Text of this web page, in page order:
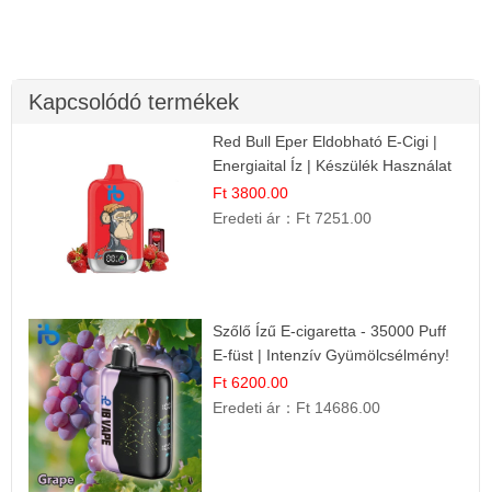
Kapcsolódó termékek
Red Bull Eper Eldobható E-Cigi |
Energiaital Íz | Készülék Használat
Ft 3800.00
Eredeti ár： Ft 7251.00
Szőlő Ízű E-cigaretta - 35000 Puff
E-füst | Intenzív Gyümölcsélmény!
Ft 6200.00
Eredeti ár： Ft 14686.00